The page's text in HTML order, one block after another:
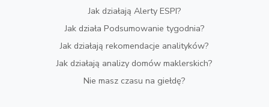
Jak działają Alerty ESPI?
Jak działa Podsumowanie tygodnia?
Jak działają rekomendacje analityków?
Jak działają analizy domów maklerskich?
Nie masz czasu na giełdę?